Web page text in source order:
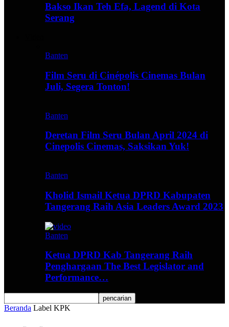
Bakso Ikan Teh Efa, Lagend di Kota
Serang
Banten
Film Seru di Cinépolis Cinemas Bulan
Juli, Segera Tonton!
Banten
Deretan Film Seru Bulan April 2024 di
Cinepolis Cinemas, Saksikan Yuk!
Banten
Kholid Ismail Ketua DPRD Kabupaten
Tangerang Raih Asia Leaders Award 2023
Banten
Ketua DPRD Kab Tangerang Raih
Penghargaan The Best Legislator and
Performance…
Beranda Label KPK